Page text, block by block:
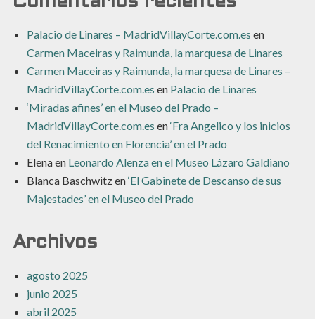
Palacio de Linares – MadridVillayCorte.com.es en
Carmen Maceiras y Raimunda, la marquesa de Linares
Carmen Maceiras y Raimunda, la marquesa de Linares –
MadridVillayCorte.com.es en Palacio de Linares
‘Miradas afines’ en el Museo del Prado –
MadridVillayCorte.com.es en‘Fra Angelico y los inicios
del Renacimiento en Florencia’ en el Prado
Elenaen Leonardo Alenza en el Museo Lázaro Galdiano
Blanca Baschwitzen‘El Gabinete de Descanso de sus
Majestades’ en el Museo del Prado
Archivos
agosto 2025
junio 2025
abril 2025